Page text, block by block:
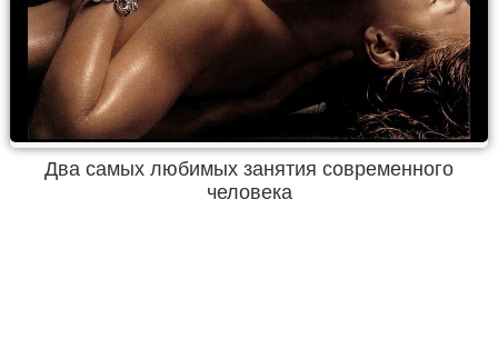
Два самых любимых занятия современного
человека